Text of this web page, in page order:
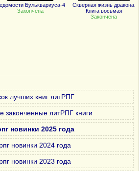
Бульквариуса-4
Закончена
Скверная жизнь дракона.
Книга восьмая
Закончена
лучших книг литРПГ
законченные литРПГ книги
новинки 2025 года
новинки 2024 года
новинки 2023 года